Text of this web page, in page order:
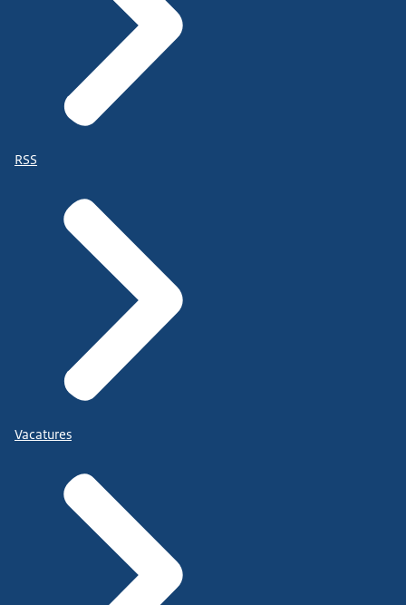
RSS
Vacatures